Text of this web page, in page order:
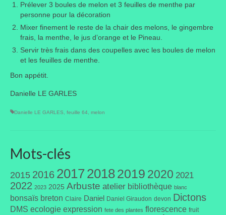
Portes ouvertes
Visites de jardins
Autres
Flore
Arbustes
Vivaces
Faune
Oiseaux
Prélever 3 boules de melon et 3 feuilles de menthe par
personne pour la décoration
Mixer finement le reste de la chair des melons, le gingembre
frais, la menthe, le jus d’orange et le Pineau.
Servir très frais dans des coupelles avec les boules de melon
et les feuilles de menthe.
Bon appétit.
Danielle LE GARLES
Danielle LE GARLES feuille 64 melon
Mots-clés
2015 2016 201720182019 2020 2021
2022 2023 2025 Arbuste atelier bibliothèque blanc
bonsaïs breton Claire Daniel Daniel Giraudon devon Dictons
DMS ecologie expression fete des plantes florescence fruit